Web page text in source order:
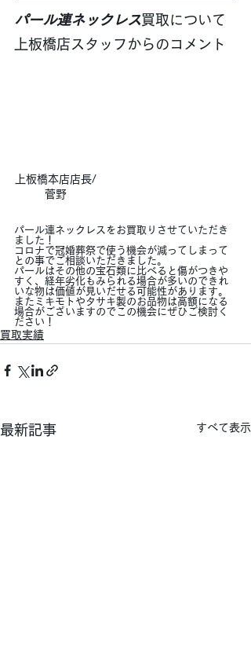
パール連ネックレス買取について
上板橋店スタッフからのコメント
上板橋本店店長/
菅野
パール連ネックレスをお買取りさせていただき
ました！
コロナで冠婚葬祭で使う機会が減ってしまって
との事でご相談いただきました。
パールはその他の宝石類に比べると傷がつきや
すく、経年劣化もみられる場合が多いのできれ
いな物は価値が見いだせる可能性があります。
またミキモトやタサキ製のお品物は高額になる
場合がございますのでこの機会にぜひご検討く
ださい！
買取実績
最新記事 すべて表示